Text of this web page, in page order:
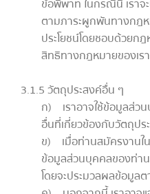
ข้อพิพาท ในกรณีนี้ เราจ
ตามภาระผูกพันทางกฎ
ประโยชน์โดยชอบด้วยก
สิทธิทางกฎหมายของเรา
3.1.5 วัตถุประสงค์อื่น ๆ
ก) เราอาจใช้ข้อมูลส่ว
อื่นที่เกี่ยวข้องกับวัตถุป
ข) เมื่อท่านสมัครงานใน
ข้อมูลส่วนบุคคลของท่า
โดยจะประมวลผลข้อมูล